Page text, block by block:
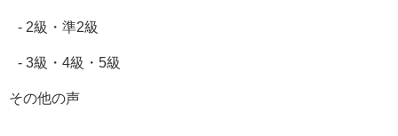
- 2級・準2級
- 3級・4級・5級
その他の声